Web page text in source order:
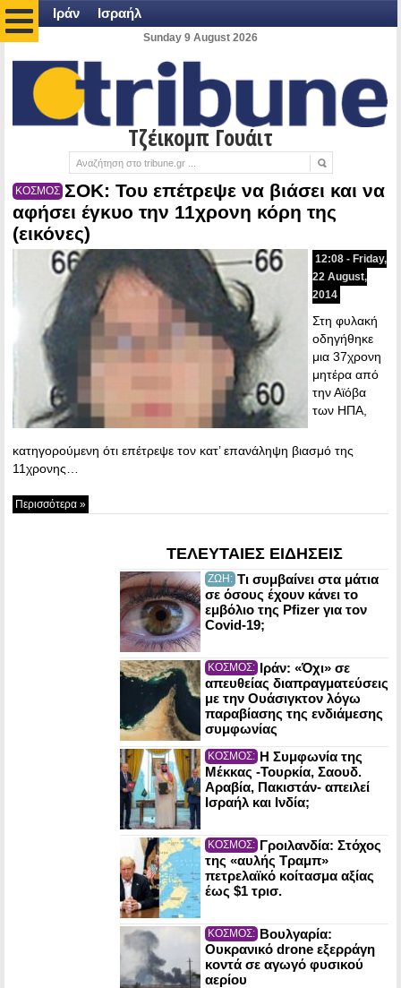
Ιράν Ισραήλ
Sunday 9 August 2026
Τζέικομπ Γουάιτ
ΚΟΣΜΟΣ ΣΟΚ: Του επέτρεψε να βιάσει και να
αφήσει έγκυο την 11χρονη κόρη της
(εικόνες)
12:08 - Friday,
22 August,
2014
Στη φυλακή
οδηγήθηκε
μια 37χρονη
μητέρα από
την Αϊόβα
των ΗΠΑ,
κατηγορούμενη ότι επέτρεψε τον κατ’ επανάληψη βιασμό της
11χρονης…
Περισσότερα »
ΤΕΛΕΥΤΑΙΕΣ ΕΙΔΗΣΕΙΣ
ΖΩΗ: Τι συμβαίνει στα μάτια
σε όσους έχουν κάνει το
εμβόλιο της Pfizer για τον
Covid-19;
ΚΟΣΜΟΣ: Ιράν: «Όχι» σε
απευθείας διαπραγματεύσεις
με την Ουάσιγκτον λόγω
παραβίασης της ενδιάμεσης
συμφωνίας
ΚΟΣΜΟΣ: Η Συμφωνία της
Μέκκας -Τουρκία, Σαουδ.
Αραβία, Πακιστάν- απειλεί
Ισραήλ και Ινδία;
ΚΟΣΜΟΣ: Γροιλανδία: Στόχος
της «αυλής Τραμπ»
πετρελαϊκό κοίτασμα αξίας
έως $1 τρισ.
ΚΟΣΜΟΣ: Βουλγαρία:
Ουκρανικό drone εξερράγη
κοντά σε αγωγό φυσικού
αερίου